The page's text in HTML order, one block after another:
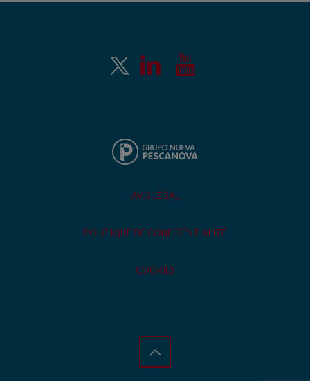
AVIS LÉGAL
POLITIQUE DE CONFIDENTIALITÉ
COOKIES